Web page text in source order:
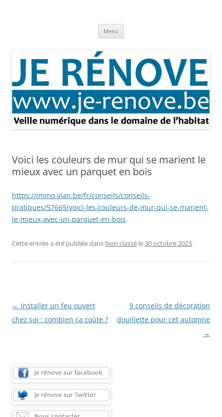
Menu
Voici les couleurs de mur qui se marient le
mieux avec un parquet en bois
https://immo.vlan.be/fr/conseils/conseils-
pratiques/57669/voici-les-couleurs-de-mur-qui-se-marient-
le-mieux-avec-un-parquet-en-bois
Cette entrée a été publiée dans Non classé le30 octobre 2023 .
Navigation
des
← Installer un feu ouvert
chez soi : combien ça coûte ?
9 conseils de décoration
douillette pour cet automne
→